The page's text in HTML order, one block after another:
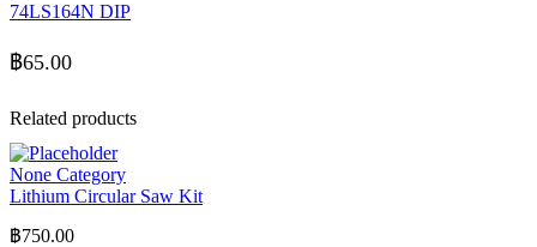
74LS164N DIP
฿65.00
Related products
None Category
Lithium Circular Saw Kit
฿750.00